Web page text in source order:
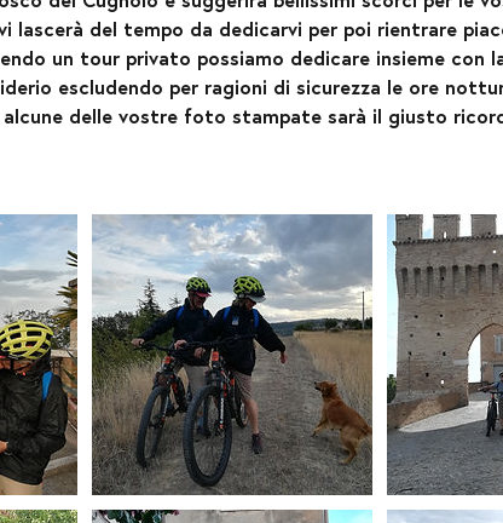
lascerà del tempo da dedicarvi per poi rientrare
un tour privato possiamo dedicare insieme con
escludendo per ragioni di sicurezza le ore
delle vostre foto stampate sarà il giusto